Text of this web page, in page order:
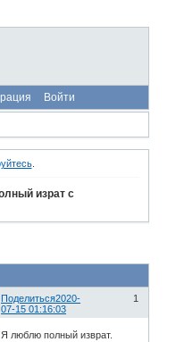
Войти
.
израт с
Поделиться 1
2020-
07-15 01:16:03
Я люблю полный изврат.